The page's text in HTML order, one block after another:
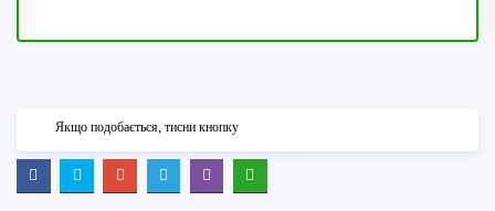
Якщо подобається, тисни кнопку